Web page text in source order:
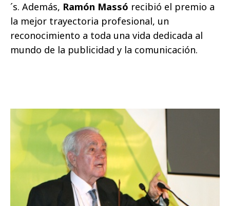
´s. Además, Ramón Massó recibió el premio a
la mejor trayectoria profesional, un
reconocimiento a toda una vida dedicada al
mundo de la publicidad y la comunicación.